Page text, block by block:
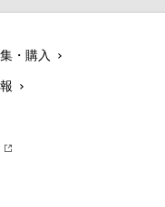
・購入